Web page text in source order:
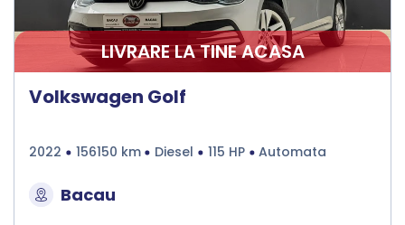
LIVRARE LA TINE ACASA
Volkswagen Golf
2022 156150 km Diesel 115 HP Automata
Bacau